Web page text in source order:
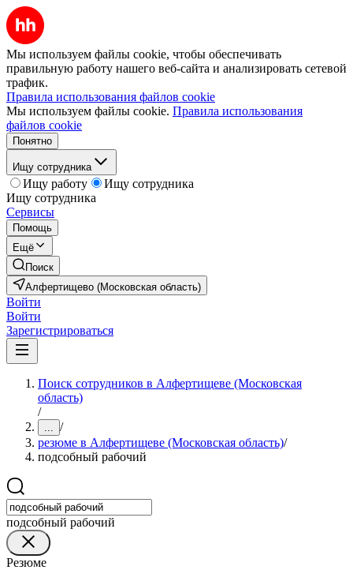
Мы используем файлы cookie, чтобы обеспечивать
правильную работу нашего веб-сайта и анализировать сетевой
трафик.
Правила использования файлов cookie
Мы используем файлы cookie. Правила использования
файлов cookie
Понятно
Ищу сотрудника
Ищу работу
Ищу сотрудника
Ищу сотрудника
Сервисы
Помощь
Ещё
Поиск
Алфертищево (Московская область)
Войти
Войти
Зарегистрироваться
Поиск сотрудников в Алфертищеве (Московская
область)
/
... /
резюме в Алфертищеве (Московская область)/
подсобный рабочий
подсобный рабочий
Резюме